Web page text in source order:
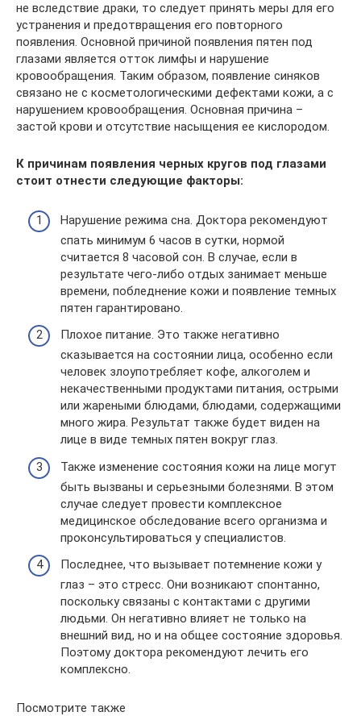
не вследствие драки, то следует принять меры для его
устранения и предотвращения его повторного
появления. Основной причиной появления пятен под
глазами является отток лимфы и нарушение
кровообращения. Таким образом, появление синяков
связано не с косметологическими дефектами кожи, а с
нарушением кровообращения. Основная причина –
застой крови и отсутствие насыщения ее кислородом.
К причинам появления черных кругов под глазами
стоит отнести следующие факторы:
Нарушение режима сна. Доктора рекомендуют
спать минимум 6 часов в сутки, нормой
считается 8 часовой сон. В случае, если в
результате чего-либо отдых занимает меньше
времени, побледнение кожи и появление темных
пятен гарантировано.
Плохое питание. Это также негативно
сказывается на состоянии лица, особенно если
человек злоупотребляет кофе, алкоголем и
некачественными продуктами питания, острыми
или жареными блюдами, блюдами, содержащими
много жира. Результат также будет виден на
лице в виде темных пятен вокруг глаз.
Также изменение состояния кожи на лице могут
быть вызваны и серьезными болезнями. В этом
случае следует провести комплексное
медицинское обследование всего организма и
проконсультироваться у специалистов.
Последнее, что вызывает потемнение кожи у
глаз – это стресс. Они возникают спонтанно,
поскольку связаны с контактами с другими
людьми. Он негативно влияет не только на
внешний вид, но и на общее состояние здоровья.
Поэтому доктора рекомендуют лечить его
комплексно.
Посмотрите также